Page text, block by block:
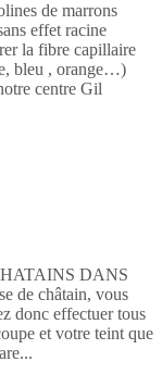
de marrons
effet racine
la fibre capillaire
bleu , orange…)
centre Gil
DANS
de châtain, vous
donc effectuer tous
et votre teint que